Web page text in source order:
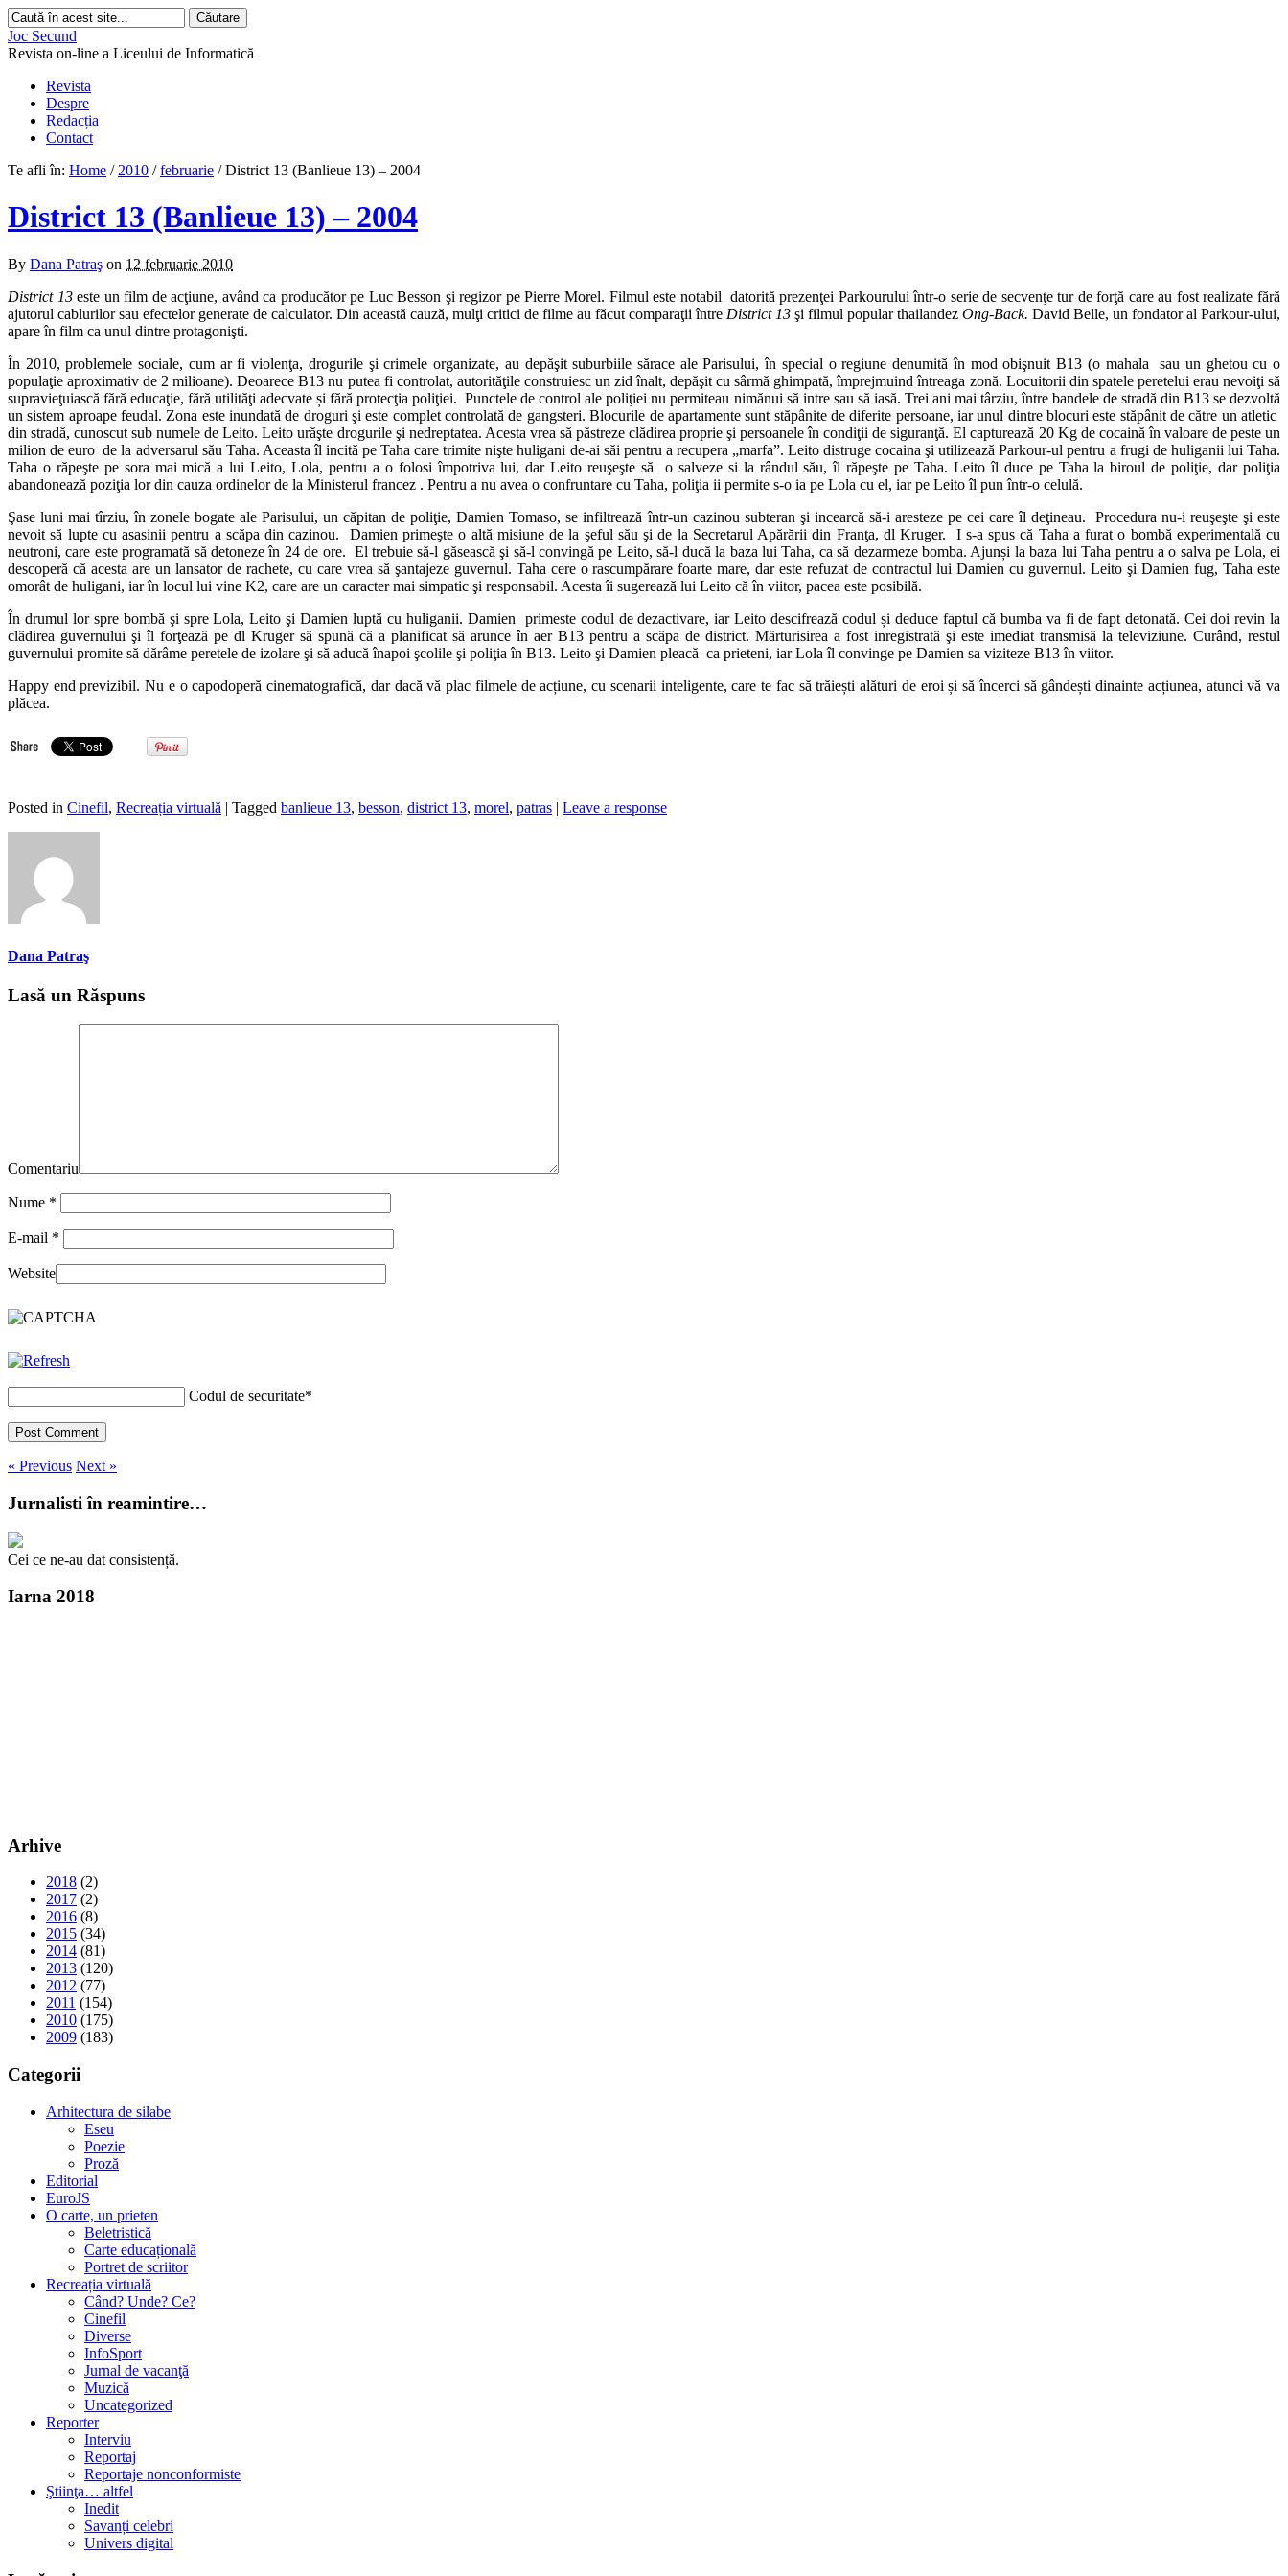
Joc Secund
Revista on-line a Liceului de Informatică
Revista
Despre
Redacția
Contact
Te afli în: Home / 2010 / februarie / District 13 (Banlieue 13) – 2004
District 13 (Banlieue 13) – 2004
By Dana Patraş on 12 februarie 2010
District 13este un film de acţiune, având ca producător pe Luc Besson şi regizor pe Pierre Morel. Filmul este notabil datorită prezenţei Parkourului într-o serie de secvenţe tur de forţă care au fost realizate fără
ajutorul cablurilor sau efectelor generate de calculator. Din această cauză, mulţi critici de filme au făcut comparaţii între District 13 şi filmul popular thailandez Ong-Back. David Belle, un fondator al Parkour-ului,
apare în film ca unul dintre protagonişti.
În 2010, problemele sociale, cum ar fi violenţa, drogurile şi crimele organizate, au depăşit suburbiile sărace ale Parisului, în special o regiune denumită în mod obişnuit B13 (o mahala sau un ghetou cu o
populaţie aproximativ de 2 milioane). Deoarece B13 nu putea fi controlat, autorităţile construiesc un zid înalt, depăşit cu sârmă ghimpată, împrejmuind întreaga zonă. Locuitorii din spatele peretelui erau nevoiţi să
supravieţuiască fără educaţie, fără utilităţi adecvate și fără protecţia poliţiei. Punctele de control ale poliţiei nu permiteau nimănui să intre sau să iasă. Trei ani mai târziu, între bandele de stradă din B13 se dezvoltă
un sistem aproape feudal. Zona este inundată de droguri şi este complet controlată de gangsteri. Blocurile de apartamente sunt stăpânite de diferite persoane, iar unul dintre blocuri este stăpânit de către un atletic
din stradă, cunoscut sub numele de Leito. Leito urăşte drogurile şi nedreptatea. Acesta vrea să păstreze clădirea proprie şi persoanele în condiţii de siguranţă. El capturează 20 Kg de cocaină în valoare de peste un
milion de euro de la adversarul său Taha. Aceasta îl incită pe Taha care trimite nişte huligani de-ai săi pentru a recupera „marfa”. Leito distruge cocaina şi utilizează Parkour-ul pentru a frugi de huliganii lui Taha.
Taha o răpeşte pe sora mai mică a lui Leito, Lola, pentru a o folosi împotriva lui, dar Leito reuşeşte să o salveze si la rândul său, îl răpeşte pe Taha. Leito îl duce pe Taha la biroul de poliţie, dar poliţia
abandonează poziţia lor din cauza ordinelor de la Ministerul francez . Pentru a nu avea o confruntare cu Taha, poliţia ii permite s-o ia pe Lola cu el, iar pe Leito îl pun într-o celulă.
Şase luni mai tîrziu, în zonele bogate ale Parisului, un căpitan de poliţie, Damien Tomaso, se infiltrează într-un cazinou subteran şi incearcă să-i aresteze pe cei care îl deţineau. Procedura nu-i reuşeşte şi este
nevoit să lupte cu asasinii pentru a scăpa din cazinou. Damien primeşte o altă misiune de la şeful său şi de la Secretarul Apărării din Franţa, dl Kruger. I s-a spus că Taha a furat o bombă experimentală cu
neutroni, care este programată să detoneze în 24 de ore. El trebuie să-l găsească şi să-l convingă pe Leito, să-l ducă la baza lui Taha, ca să dezarmeze bomba. Ajunși la baza lui Taha pentru a o salva pe Lola, ei
descoperă că acesta are un lansator de rachete, cu care vrea să şantajeze guvernul. Taha cere o rascumpărare foarte mare, dar este refuzat de contractul lui Damien cu guvernul. Leito şi Damien fug, Taha este
omorât de huligani, iar în locul lui vine K2, care are un caracter mai simpatic şi responsabil. Acesta îi sugerează lui Leito că în viitor, pacea este posibilă.
În drumul lor spre bombă şi spre Lola, Leito şi Damien luptă cu huliganii. Damien primeste codul de dezactivare, iar Leito descifrează codul și deduce faptul că bumba va fi de fapt detonată. Cei doi revin la
clădirea guvernului şi îl forţează pe dl Kruger să spună că a planificat să arunce în aer B13 pentru a scăpa de district. Mărturisirea a fost inregistrată şi este imediat transmisă la televiziune. Curând, restul
guvernului promite să dărâme peretele de izolare şi să aducă înapoi şcolile şi poliţia în B13. Leito şi Damien pleacă ca prieteni, iar Lola îl convinge pe Damien sa viziteze B13 în viitor.
Happy end previzibil. Nu e o capodoperă cinematografică, dar dacă vă plac filmele de acțiune, cu scenarii inteligente, care te fac să trăiești alături de eroi și să încerci să gândești dinainte acțiunea, atunci vă va
plăcea.
Posted in Cinefil, Recreația virtuală | Tagged banlieue 13, besson, district 13, morel, patras | Leave a response
Dana Patraş
Lasă un Răspuns
Comentariu
Nume *
E-mail *
Website
Codul de securitate*
« Previous Next »
Jurnalisti în reamintire…
Cei ce ne-au dat consistență.
Iarna 2018
Arhive
2018 (2)
2017 (2)
2016 (8)
2015 (34)
2014 (81)
2013 (120)
2012 (77)
2011 (154)
2010 (175)
2009 (183)
Categorii
Arhitectura de silabe
Eseu
Poezie
Proză
Editorial
EuroJS
O carte, un prieten
Beletristică
Carte educațională
Portret de scriitor
Recreația virtuală
Când? Unde? Ce?
Cinefil
Diverse
InfoSport
Jurnal de vacanţă
Muzică
Uncategorized
Reporter
Interviu
Reportaj
Reportaje nonconformiste
Ştiinţa… altfel
Inedit
Savanți celebri
Univers digital